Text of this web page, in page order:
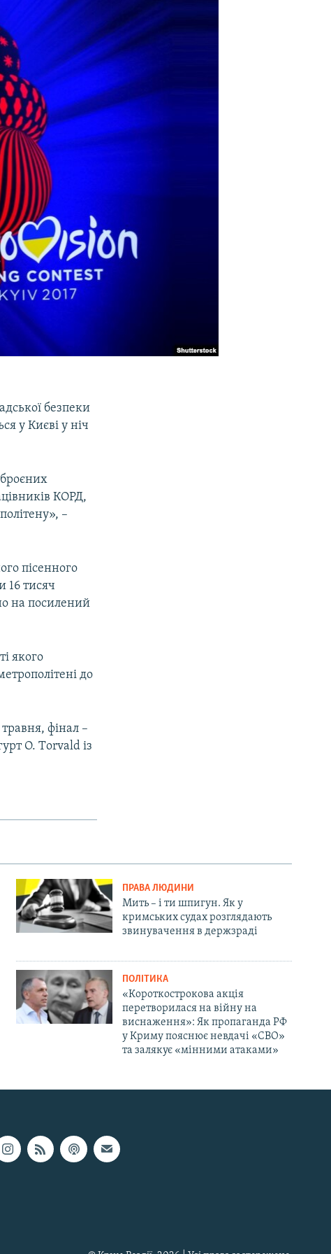
безпеки
у Києві у ніч
КОРД,
–
пісенного
16 тисяч
на посилений
якого
до
фінал –
О. Тorvald із
ПРАВА ЛЮДИНИ
Мить – і ти шпигун. Як у
кримських судах розглядають
звинувачення в держзраді
ПОЛІТИКА
«Короткострокова акція
перетворилася на війну на
виснаження»: Як пропаганда РФ
у Криму пояснює невдачі «СВО»
та залякує «мінними атаками»